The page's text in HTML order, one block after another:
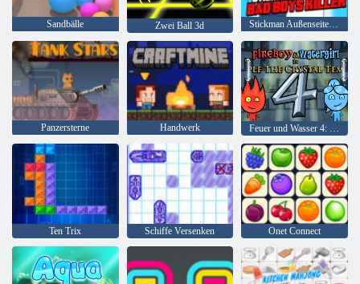
Sandbälle Zwei Ball 3d Stickman Außenseiter Bad Boys Mörder
Panzersterne Handwerk Feuer und Wasser 4: Kristalltempel
Ten Trix Schiffe Versenken Onet Connect